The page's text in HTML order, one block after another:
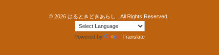
© 2026 はるときどきあらし . All Rights Reserved..
Powered by Translate